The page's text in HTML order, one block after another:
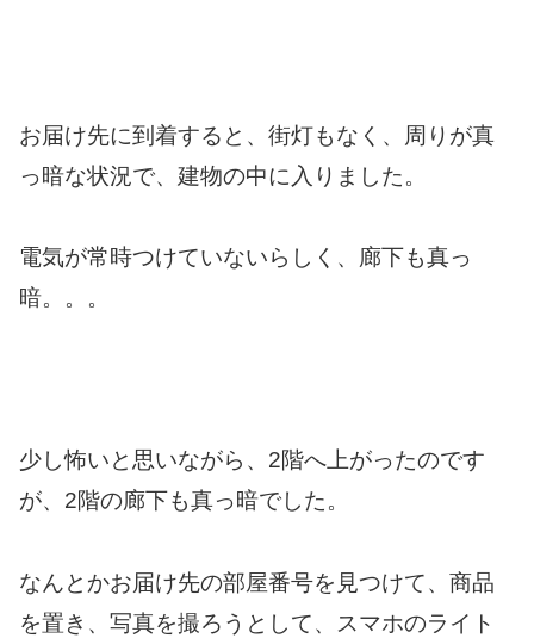
お届け先に到着すると、街灯もなく、周りが真
っ暗な状況で、建物の中に入りました。
電気が常時つけていないらしく、廊下も真っ
暗。。。
少し怖いと思いながら、2階へ上がったのです
が、2階の廊下も真っ暗でした。
なんとかお届け先の部屋番号を見つけて、商品
を置き、写真を撮ろうとして、スマホのライト